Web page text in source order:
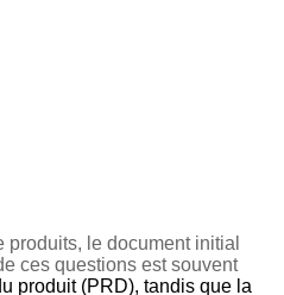
le document initial
ces questions est souvent
produit (PRD), tandis que la